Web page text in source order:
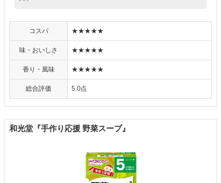
コスパ ★★★★★
味・おいしさ ★★★★★
香り・風味 ★★★★★
総合評価 5.0点
和光堂『手作り応援 野菜スープ』